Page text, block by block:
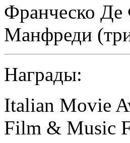
Франческо Де
Манфреди
Награды:
Italian Movie
Film & Music